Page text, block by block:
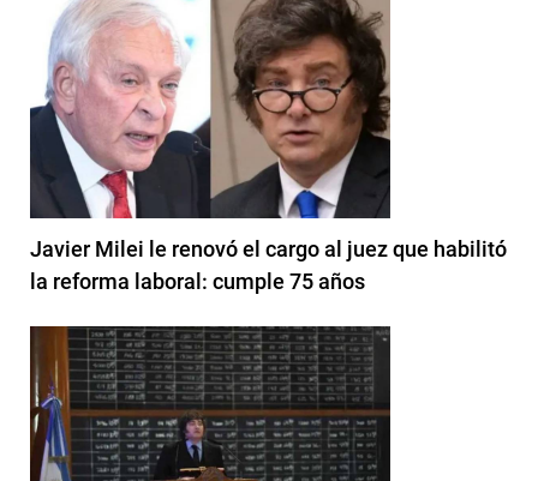
Javier Milei le renovó el cargo al juez que habilitó
la reforma laboral: cumple 75 años